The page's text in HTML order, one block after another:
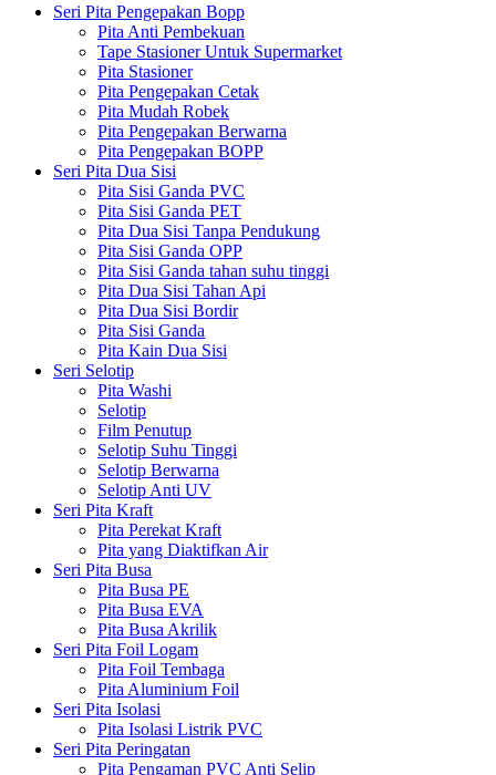
Seri Pita Pengepakan Bopp
Pita Anti Pembekuan
Tape Stasioner Untuk Supermarket
Pita Stasioner
Pita Pengepakan Cetak
Pita Mudah Robek
Pita Pengepakan Berwarna
Pita Pengepakan BOPP
Seri Pita Dua Sisi
Pita Sisi Ganda PVC
Pita Sisi Ganda PET
Pita Dua Sisi Tanpa Pendukung
Pita Sisi Ganda OPP
Pita Sisi Ganda tahan suhu tinggi
Pita Dua Sisi Tahan Api
Pita Dua Sisi Bordir
Pita Sisi Ganda
Pita Kain Dua Sisi
Seri Selotip
Pita Washi
Selotip
Film Penutup
Selotip Suhu Tinggi
Selotip Berwarna
Selotip Anti UV
Seri Pita Kraft
Pita Perekat Kraft
Pita yang Diaktifkan Air
Seri Pita Busa
Pita Busa PE
Pita Busa EVA
Pita Busa Akrilik
Seri Pita Foil Logam
Pita Foil Tembaga
Pita Aluminium Foil
Seri Pita Isolasi
Pita Isolasi Listrik PVC
Seri Pita Peringatan
Pita Pengaman PVC Anti Selip